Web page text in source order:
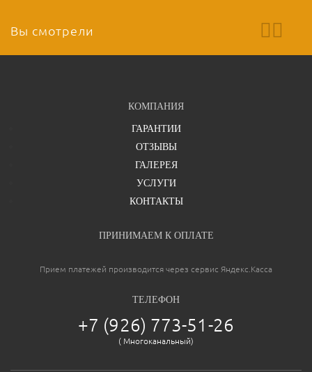
Вы смотрели
КОМПАНИЯ
ГАРАНТИИ
ОТЗЫВЫ
ГАЛЕРЕЯ
УСЛУГИ
КОНТАКТЫ
ПРИНИМАЕМ К ОПЛАТЕ
Прием платежей производится через сервис Яндекс.Касса
ТЕЛЕФОН
+7 (926) 773-51-26
( Многоканальный)